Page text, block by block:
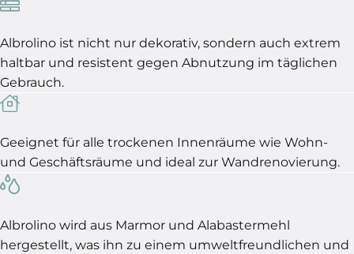
Albrolino ist nicht nur dekorativ, sondern auch extrem
haltbar und resistent gegen Abnutzung im täglichen
Gebrauch.
Geeignet für alle trockenen Innenräume wie Wohn-
und Geschäftsräume und ideal zur Wandrenovierung.
Albrolino wird aus Marmor und Alabastermehl
hergestellt, was ihn zu einem umweltfreundlichen und